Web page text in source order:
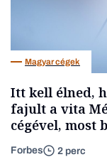
Magyar cégek
Itt kell élned,
fajult a vita
cégével, most
Forbes 2 perc